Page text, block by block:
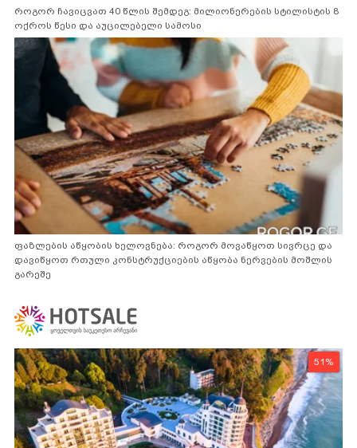
როგორ ჩავიცვათ 40 წლის შემდეგ: მილიონერების სტილისტის 8
ოქროს წესი და აუცილებელი სამოსი
ფაზლების აწყობის ხელოვნება: როგორ მოვაწყოთ სივრცე და
დავიწყოთ რთული კონსტრუქციების აწყობა ნერვების მოშლის
გარეშე
51%